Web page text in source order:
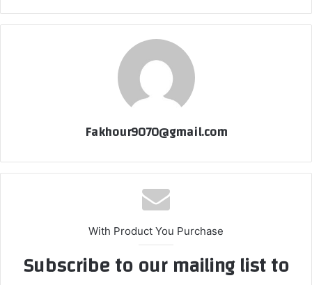
Fakhour9070@gmail.com
With Product You Purchase
Subscribe to our mailing list to